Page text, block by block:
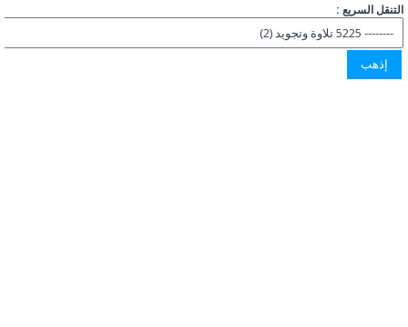
التنقل السريع :